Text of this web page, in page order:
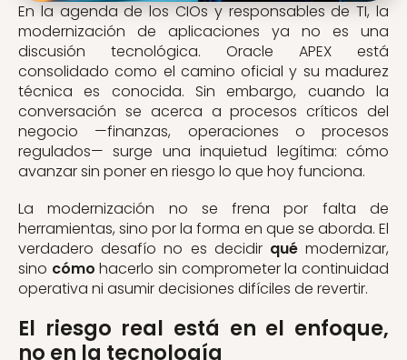
En la agenda de los CIOs y responsables de TI, la
modernización de aplicaciones ya no es una
discusión tecnológica. Oracle APEX está
consolidado como el camino oficial y su madurez
técnica es conocida. Sin embargo, cuando la
conversación se acerca a procesos críticos del
negocio —finanzas, operaciones o procesos
regulados— surge una inquietud legítima: cómo
avanzar sin poner en riesgo lo que hoy funciona.
La modernización no se frena por falta de
herramientas, sino por la forma en que se aborda. El
verdadero desafío no es decidir quémodernizar,
sino cómo hacerlo sin comprometer la continuidad
operativa ni asumir decisiones difíciles de revertir.
El riesgo real está en el enfoque,
no en la tecnología